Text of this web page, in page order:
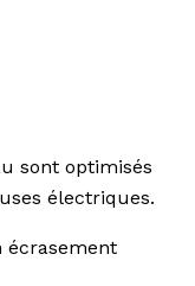
sont optimisés
électriques.
écrasement